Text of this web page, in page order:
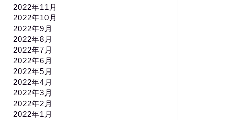
2022年11月
2022年10月
2022年9月
2022年8月
2022年7月
2022年6月
2022年5月
2022年4月
2022年3月
2022年2月
2022年1月